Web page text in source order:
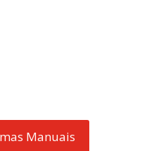
Manuais